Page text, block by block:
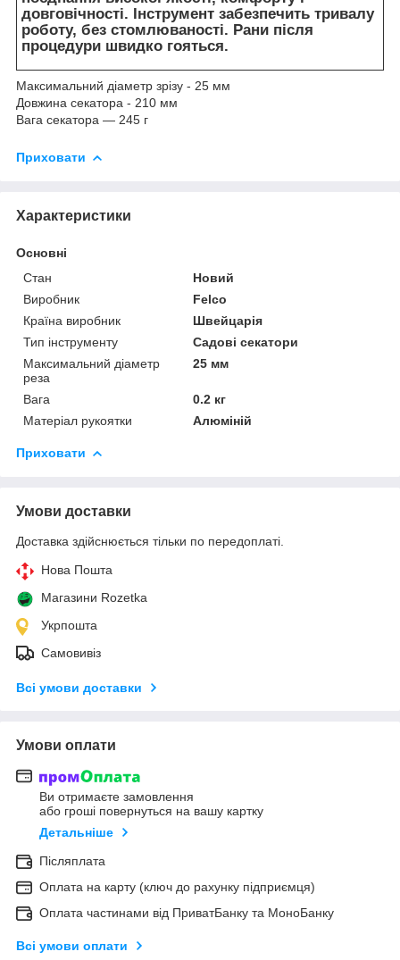
довговічності. Інструмент забезпечить тривалу
роботу, без стомлюваності. Рани після
процедури швидко гояться.
Максимальний діаметр зрізу - 25 мм
Довжина секатора - 210 мм
Вага секатора — 245 г
Приховати
Характеристики
Основні
Стан
Новий
Виробник
Felco
Країна виробник
Швейцарія
Тип інструменту
Садові секатори
Максимальний діаметр
реза
25 мм
Вага
0.2 кг
Матеріал рукоятки
Алюміній
Приховати
Умови доставки
Доставка здійснюється тільки по передоплаті.
Нова Пошта
Магазини Rozetka
Укрпошта
Самовивіз
Всі умови доставки
Умови оплати
Ви отримаєте замовлення
або гроші повернуться на вашу картку
Детальніше
Післяплата
Оплата на карту (ключ до рахунку підприємця)
Оплата частинами від ПриватБанку та МоноБанку
Всі умови оплати